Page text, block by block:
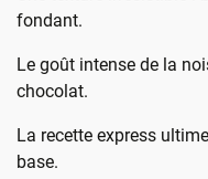
fondant.
Le goût intense de la
chocolat.
La recette express
base.